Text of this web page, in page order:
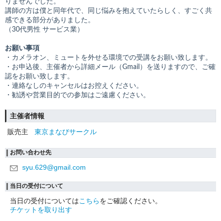
りませんでした。
講師の方は僕と同年代で、同じ悩みを抱えていたらしく、すごく共
感できる部分がありました。
（30代男性 サービス業）
お願い事項
・カメラオン、ミュートを外せる環境での受講をお願い致します。
・お申込後、主催者から詳細メール（Gmail）を送りますので、ご確
認をお願い致します。
・連絡なしのキャンセルはお控えください。
・勧誘や営業目的での参加はご遠慮ください。
主催者情報
販売主
東京まなびサークル
お問い合わせ先
syu.629@gmail.com
当日の受付について
当日の受付についてはこちらをご確認ください。
チケットを取り出す